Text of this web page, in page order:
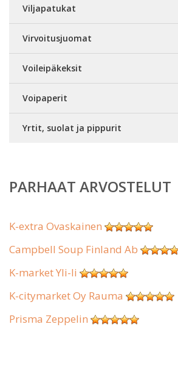
Viljapatukat
Virvoitusjuomat
Voileipäkeksit
Voipaperit
Yrtit, suolat ja pippurit
PARHAAT ARVOSTELUT
K-extra Ovaskainen
Campbell Soup Finland Ab
K-market Yli-Ii
K-citymarket Oy Rauma
Prisma Zeppelin